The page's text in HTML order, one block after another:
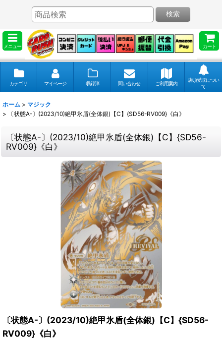
メニュー カート
検索
カテゴリ マイページ 収録弾 問い合わせ ご利用案内
店頭受取につい
て
ホーム > マジック
>
〔状態A-〕(2023/10)絶甲氷盾(全体銀)【C】{SD56-RV009}《白》
〔状態A-〕(2023/10)絶甲氷盾(全体銀)【C】{SD56-
RV009}《白》
〔状態A-〕(2023/10)絶甲氷盾(全体銀)【C】{SD56-
RV009}《白》